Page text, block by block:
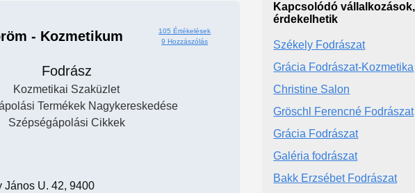
- Kozmetikum
105 Értékelések
9 Hozzászólás
Fodrász
Kozmetikai Szaküzlet
Termékek Nagykereskedése
Szépségápolási Cikkek
János U. 42, 9400
Kapcsolódó
érdekelhetik
Székely Fodrászat
Grácia Fodrászat-Kozmetika
Christine Salon
Gröschl Ferencné Fodrászat
Grácia Fodrászat
Galéria fodrászat
Bakk Erzsébet Fodrászat